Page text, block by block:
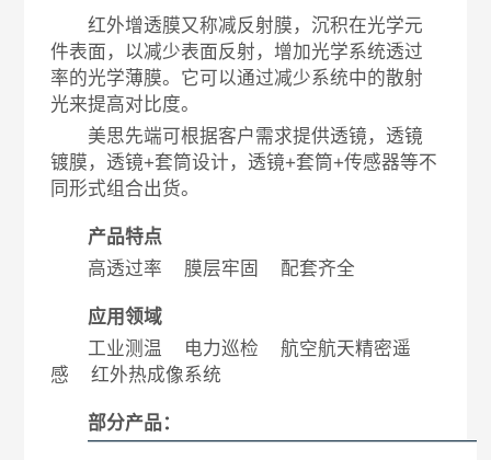
红外增透膜又称减反射膜，沉积在光学元
件表面，以减少表面反射，增加光学系统透过
率的光学薄膜。它可以通过减少系统中的散射
光来提高对比度。
美思先端可根据客户需求提供透镜，透镜
镀膜，透镜+套筒设计，透镜+套筒+传感器等不
同形式组合出货。
产品特点
高透过率 膜层牢固 配套齐全
应用领域
工业测温
电力巡检 航空航天精密遥
感红外热成像系统
部分产品：